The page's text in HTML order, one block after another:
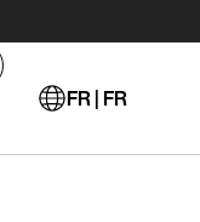
FR | FR